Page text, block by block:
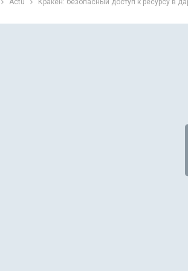
Actu Кракен: безопасный доступ к ресурсу в